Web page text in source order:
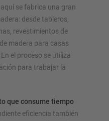
se fabrica una gran
desde tableros,
revestimientos de
madera para casas
el proceso se utiliza
para trabajar la
que consume tiempo
eficiencia también